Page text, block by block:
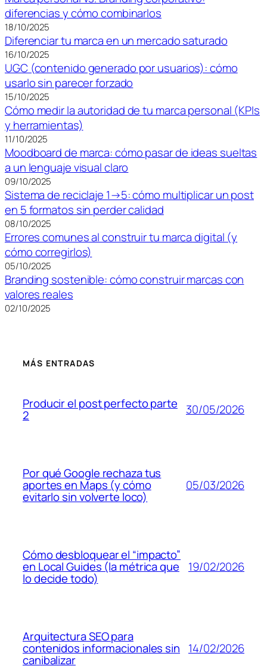
diferencias y cómo combinarlos
18/10/2025
Diferenciar tu marca en un mercado saturado
16/10/2025
UGC (contenido generado por usuarios): cómo
usarlo sin parecer forzado
15/10/2025
Cómo medir la autoridad de tu marca personal (KPIs
y herramientas)
11/10/2025
Moodboard de marca: cómo pasar de ideas sueltas
a un lenguaje visual claro
09/10/2025
Sistema de reciclaje 1→5: cómo multiplicar un post
en 5 formatos sin perder calidad
08/10/2025
Errores comunes al construir tu marca digital (y
cómo corregirlos)
05/10/2025
Branding sostenible: cómo construir marcas con
valores reales
02/10/2025
MÁS ENTRADAS
Producir el post perfecto parte
2 30/05/2026
Por qué Google rechaza tus
aportes en Maps (y cómo
evitarlo sin volverte loco)
05/03/2026
Cómo desbloquear el “impacto”
en Local Guides (la métrica que
lo decide todo)
19/02/2026
Arquitectura SEO para
contenidos informacionales sin
canibalizar
14/02/2026